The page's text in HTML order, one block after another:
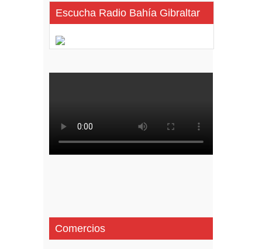
Escucha Radio Bahía Gibraltar
Comercios